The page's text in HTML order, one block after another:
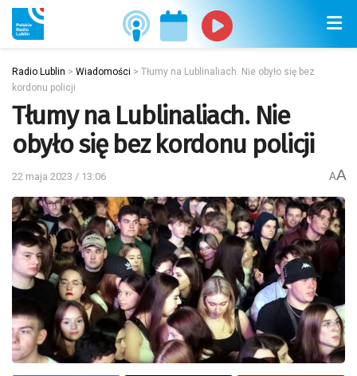
Radio Lublin > Wiadomości > Tłumy na Lublinaliach. Nie obyło się bez
kordonu policji
Tłumy na Lublinaliach. Nie
obyło się bez kordonu policji
22 maja 2023 / 13:06 AA